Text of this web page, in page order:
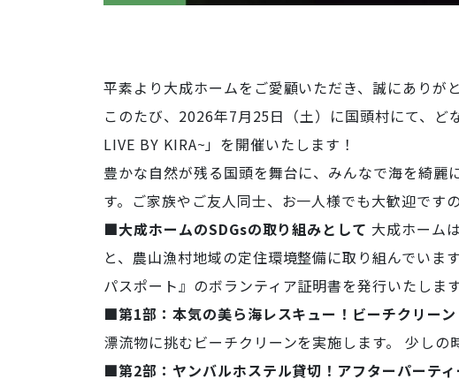
平素より大成ホームをご愛顧いただき、誠にありが
このたび、2026年7月25日（土）に国頭村にて、ど
LIVE BY KIRA~」を開催いたします！
豊かな自然が残る国頭を舞台に、みんなで海を綺
す。ご家族やご友人同士、お一人様でも大歓迎です
■大成ホームのSDGsの取り組みとして 大成ホーム
と、農山漁村地域の定住環境整備に取り組んでいま
パスポート』のボランティア証明書を発行いたしま
■第1部：本気の美ら海レスキュー！ビーチクリーン
漂流物に挑むビーチクリーンを実施します。
少しの
■第2部：ヤンバルホステル貸切！アフターパーテ